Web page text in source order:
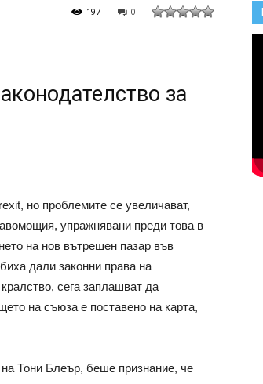
0
197
за
но проблемите се увеличават,
упражнявани преди това в
на нов вътрешен пазар във
дали законни права на
сега заплашват да
на съюза е поставено на карта,
Тони Блеър, беше признание, че